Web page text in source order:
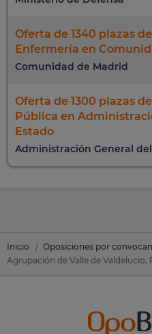
Oferta de 1340 plazas
Enfermería en
Comunidad de Madrid
Oferta de 1300 plazas
Pública en
Estado
Administración General
Inicio
Oposiciones por